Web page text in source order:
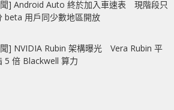
] Android Auto 終於加入車速表 現階段只
beta 用戶同少數地區開放
] NVIDIA Rubin 架構曝光 Vera Rubin 平
5 倍 Blackwell 算力